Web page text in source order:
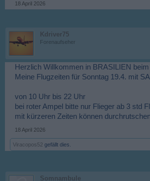
18 April 2026
Kdriver75
Forenaufseher
Herzlich Willkommen in BRASILIEN
Meine Flugzeiten für Sonntag 19.4. mit SA
von 10 Uhr bis 22 Uhr
bei roter Ampel bitte nur Flieger ab 3 std
mit kürzeren Zeiten können durchrutschen
18 April 2026
Viracopos52 gefällt dies.
Somnambule